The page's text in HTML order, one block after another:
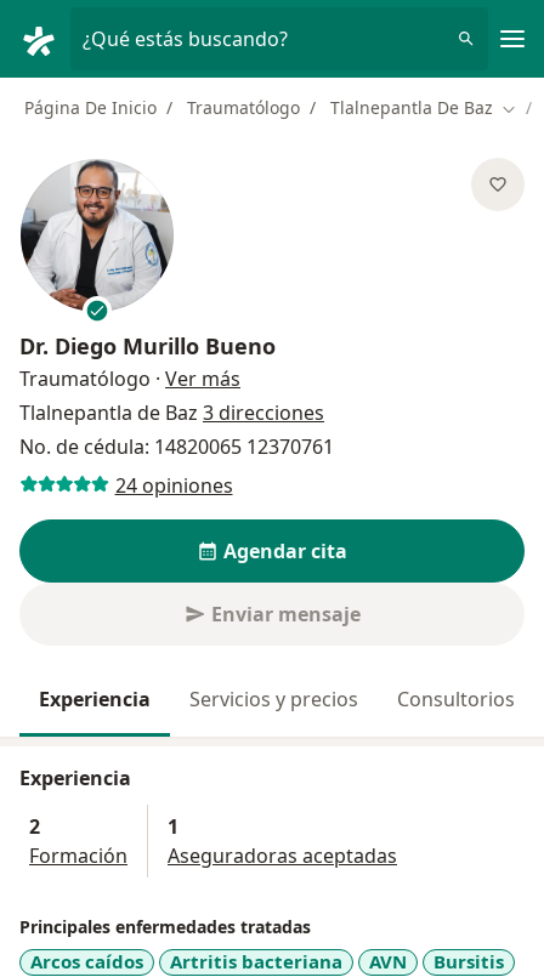
¿Qué estás buscando?
Página De Inicio Traumatólogo Tlalnepantla De Baz
Dr. Diego Murillo Bueno
Traumatólogo · Ver más
Tlalnepantla de Baz 3 direcciones
No. de cédula: 14820065 12370761
24 opiniones
Agendar cita
Enviar mensaje
Experiencia Servicios y precios Consultorios
Experiencia
2
Formación
1
Aseguradoras aceptadas
Principales enfermedades tratadas
Arcos caídos Artritis bacteriana AVN
Bursitis